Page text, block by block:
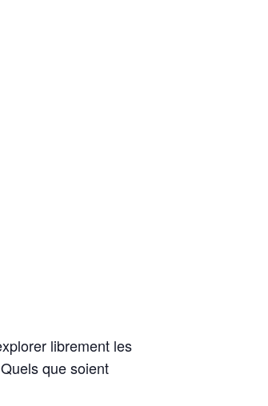
librement les
que soient